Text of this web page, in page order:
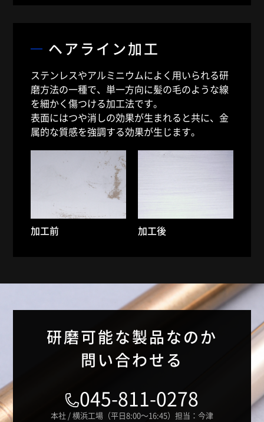
ヘアライン加工
ステンレスやアルミニウムによく用いられる研
磨方法の一種で、単一方向に髪の毛のような線
を細かく傷つける加工法です。
表面にはつや消しの効果が生まれると共に、金
属的な質感を強調する効果が生じます。
加工前 加工後
研磨可能な製品なのか
問い合わせる
045-811-0278
本社 / 横浜工場（平日8:00～16:45）担当：今津